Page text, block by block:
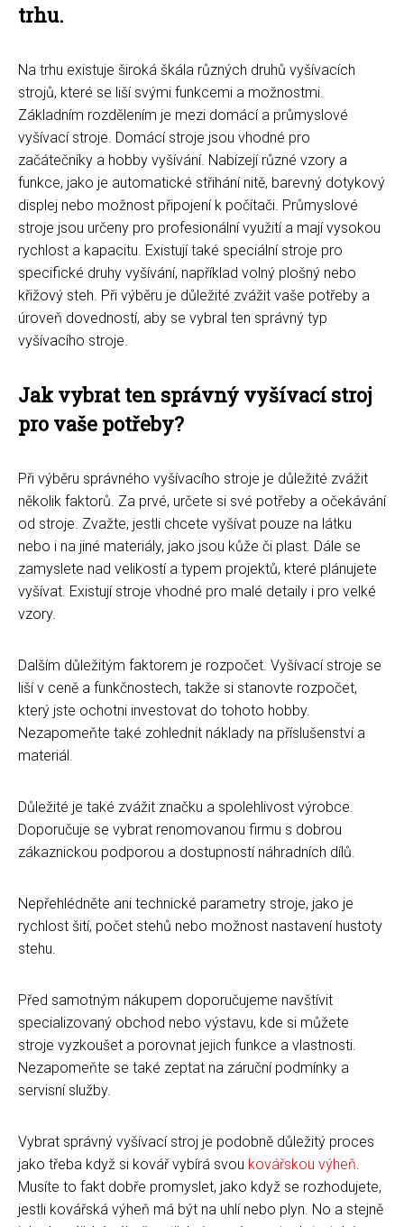
trhu.
Na trhu existuje široká škála různých druhů vyšívacích
strojů, které se liší svými funkcemi a možnostmi.
Základním rozdělením je mezi domácí a průmyslové
vyšívací stroje. Domácí stroje jsou vhodné pro
začátečníky a hobby vyšívání. Nabízejí různé vzory a
funkce, jako je automatické střihání nitě, barevný dotykový
displej nebo možnost připojení k počítači. Průmyslové
stroje jsou určeny pro profesionální využití a mají vysokou
rychlost a kapacitu. Existují také speciální stroje pro
specifické druhy vyšívání, například volný plošný nebo
křižový steh. Při výběru je důležité zvážit vaše potřeby a
úroveň dovedností, aby se vybral ten správný typ
vyšívacího stroje.
Jak vybrat ten správný vyšívací stroj
pro vaše potřeby?
Při výběru správného vyšívacího stroje je důležité zvážit
několik faktorů. Za prvé, určete si své potřeby a očekávání
od stroje. Zvažte, jestli chcete vyšívat pouze na látku
nebo i na jiné materiály, jako jsou kůže či plast. Dále se
zamyslete nad velikostí a typem projektů, které plánujete
vyšívat. Existují stroje vhodné pro malé detaily i pro velké
vzory.
Dalším důležitým faktorem je rozpočet. Vyšívací stroje se
liší v ceně a funkčnostech, takže si stanovte rozpočet,
který jste ochotni investovat do tohoto hobby.
Nezapomeňte také zohlednit náklady na příslušenství a
materiál.
Důležité je také zvážit značku a spolehlivost výrobce.
Doporučuje se vybrat renomovanou firmu s dobrou
zákaznickou podporou a dostupností náhradních dílů.
Nepřehlédněte ani technické parametry stroje, jako je
rychlost šití, počet stehů nebo možnost nastavení hustoty
stehu.
Před samotným nákupem doporučujeme navštívit
specializovaný obchod nebo výstavu, kde si můžete
stroje vyzkoušet a porovnat jejich funkce a vlastnosti.
Nezapomeňte se také zeptat na záruční podmínky a
servisní služby.
Vybrat správný vyšívací stroj je podobně důležitý proces
jako třeba když si kovář vybírá svou kovářskou výheň
Musíte to fakt dobře promyslet, jako když se rozhodujete,
jestli kovářská výheň má být na uhlí nebo plyn. No a stejně